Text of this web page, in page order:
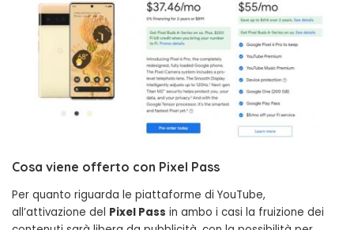
Cosa viene offerto con Pixel Pass
Per quanto riguarda le piattaforme di YouTube,
all’attivazione del Pixel Pass in ambo i casi la fruizione dei